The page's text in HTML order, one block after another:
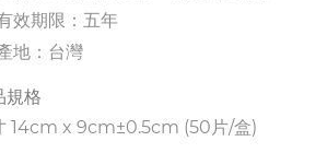
效期限：五年
地：台灣
規格
14cm x 9cm±0.5cm (50片/盒)